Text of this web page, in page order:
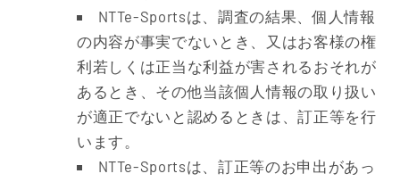
NTTe-Sportsは、調査の結果、個人情報
の内容が事実でないとき、又はお客様の権
利若しくは正当な利益が害されるおそれが
あるとき、その他当該個人情報の取り扱い
が適正でないと認めるときは、訂正等を行
います。
NTTe-Sportsは、訂正等のお申出があっ